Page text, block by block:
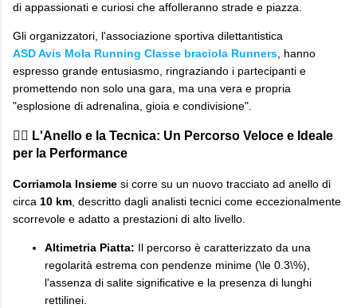
di appassionati e curiosi che affolleranno strade e piazza.
​Gli organizzatori, l'associazione sportiva dilettantistica
ASD Avis Mola Running Classe braciola Runners , hanno
espresso grande entusiasmo, ringraziando i partecipanti e
promettendo non solo una gara, ma una vera e propria
"esplosione di adrenalina, gioia e condivisione".
​🏃‍♀️ L'Anello e la Tecnica: Un Percorso Veloce e Ideale
per la Performance
Corriamola Insieme si corre su un nuovo tracciato ad anello di
circa 10 km , descritto dagli analisti tecnici come eccezionalmente
scorrevole e adatto a prestazioni di alto livello.
Altimetria Piatta: Il percorso è caratterizzato da una
regolarità estrema con pendenze minime (\le 0.3\%),
l'assenza di salite significative e la presenza di lunghi
rettilinei.